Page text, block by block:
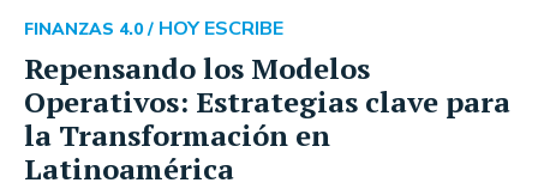
Repensando los Modelos
Operativos: Estrategias clave para
la Transformación en
Latinoamérica
FINANZAS 4.0 / HOY ESCRIBE